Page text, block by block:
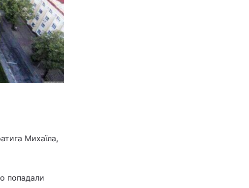
Михаїла,
попадали